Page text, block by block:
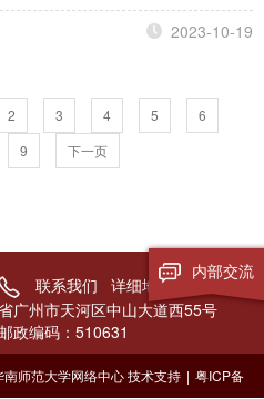
2023-10-19
2 3 4 5
6
9 下一页
联系我们 详细地址：广东
广州市天河区中山大道西55号
邮政编码：510631
内部交流
南师范大学网络中心 技术支持 | 粤ICP备